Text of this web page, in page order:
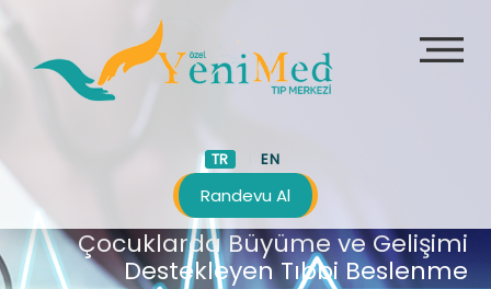
TR EN
Randevu Al
Çocuklarda Büyüme ve Gelişimi
Destekleyen Tıbbi Beslenme